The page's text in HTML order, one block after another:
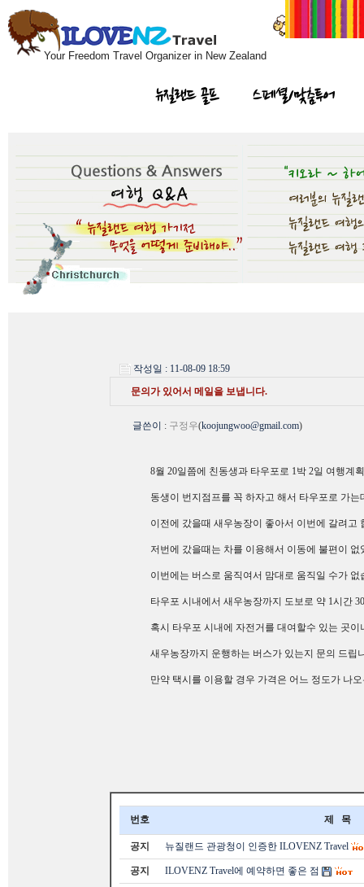
Your Freedom Travel Organizer in New Zealand
뉴질랜드 골프 스페셜/맞춤투어
작성일 : 11-08-09 18:59
문의가 있어서 메일을 보냅니다.
글쓴이 : 구정우(koojungwoo@gmail.com)
8월 20일쯤에 친동생과 타우포로 1박 2일 여행계
동생이 번지점프를 꼭 하자고 해서 타우포로 가는
이전에 갔을때 새우농장이 좋아서 이번에 갈려고
저번에 갔을때는 차를 이용해서 이동에 불편이 없
이번에는 버스로 움직여서 맘대로 움직일 수가 없
타우포 시내에서 새우농장까지 도보로 약 1시간
혹시 타우포 시내에 자전거를 대여할수 있는 곳이
새우농장까지 운행하는 버스가 있는지 문의 드립
만약 택시를 이용할 경우 가격은 어느 정도가 나
번호 제 목
공지 뉴질랜드 관광청이 인증한 ILOVENZ Travel
공지 ILOVENZ Travel에 예약하면 좋은 점